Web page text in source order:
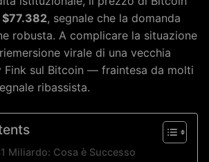
$77.382, segnale che la domanda
robusta. A complicare la situazione
virale di una vecchia
Fink sul Bitcoin — fraintesa da molti
ribassista.
Miliardo: Cosa è Successo